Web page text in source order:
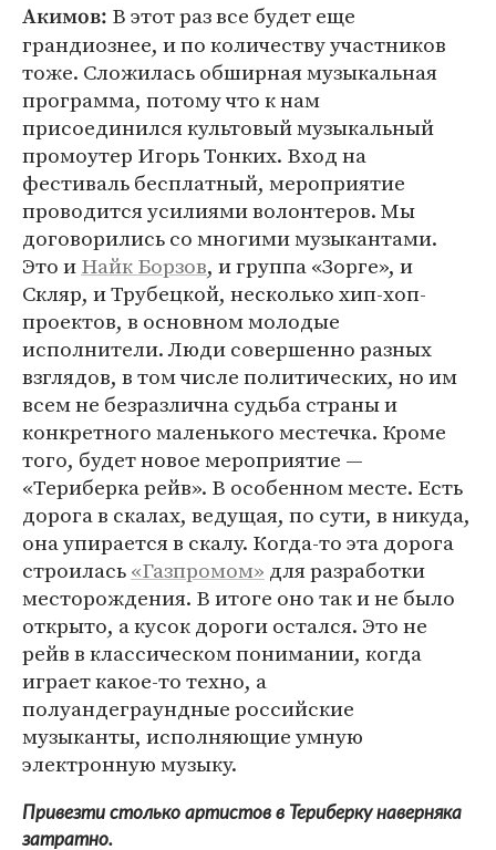
Акимов: В этот раз все будет еще
грандиознее, и по количеству участников
тоже. Сложилась обширная музыкальная
программа, потому что к нам
присоединился культовый музыкальный
промоутер Игорь Тонких. Вход на
фестиваль бесплатный, мероприятие
проводится усилиями волонтеров. Мы
договорились со многими музыкантами.
Это иНайк Борзов, и группа «Зорге», и
Скляр, и Трубецкой, несколько хип-хоп-
проектов, в основном молодые
исполнители. Люди совершенно разных
взглядов, в том числе политических, но им
всем не безразлична судьба страны и
конкретного маленького местечка. Кроме
того, будет новое мероприятие —
«Териберка рейв». В особенном месте. Есть
дорога в скалах, ведущая, по сути, в никуда,
она упирается в скалу. Когда-то эта дорога
строилась«Газпромом» для разработки
месторождения. В итоге оно так и не было
открыто, а кусок дороги остался. Это не
рейв в классическом понимании, когда
играет какое-то техно, а
полуандеграундные российские
музыканты, исполняющие умную
электронную музыку.
Привезти столько артистов в Териберку наверняка
затратно.